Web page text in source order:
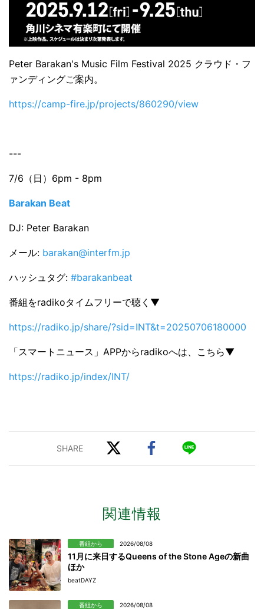
Peter Barakan's Music Film Festival 2025 クラウド・フ
ァンディングご案内。
https://camp-fire.jp/projects/860290/view
---
7/6（日）6pm - 8pm
Barakan Beat
DJ: Peter Barakan
メール: barakan@interfm.jp
ハッシュタグ: #barakanbeat
番組をradikoタイムフリーで聴く▼
https://radiko.jp/share/?sid=INT&t=20250706180000
「スマートニュース」APPからradikoへは、こちら▼
https://radiko.jp/index/INT/
関連情報
番組から 2026/08/08
11月に来日するQueens of the Stone Ageの新曲
ほか
beatDAYZ
番組から 2026/08/08